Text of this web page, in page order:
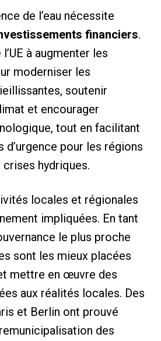
de l’eau nécessite
financiers.
à augmenter les
moderniser les
soutenir
et encourager
tout en facilitant
d’urgence pour les régions
hydriques.
locales et régionales
impliquées. En tant
le plus proche
sont les mieux placées
mettre en œuvre des
aux réalités locales. Des
et Berlin ont prouvé
des